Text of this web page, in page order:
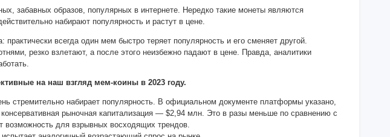
забавных образов, популярных в интернете. Нередко такие монеты являются
набирают популярность и растут в цене.
всегда один мем быстро теряет популярность и его сменяет другой.
резко взлетают, а после этого неизбежно падают в цене. Правда, аналитики
на наш взгляд мем-коины в 2023 году.
стремительно набирает популярность. В официальном документе платформы указано,
рыночная капитализация — $2,94 млн. Это в разы меньше по сравнению с
возможность для взрывных восходящих трендов.